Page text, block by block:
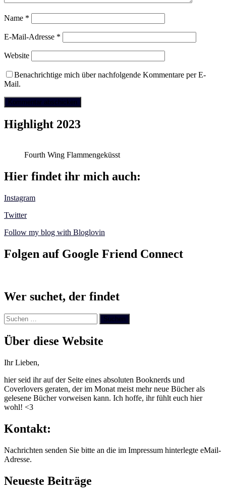
Name *
E-Mail-Adresse *
Website
Benachrichtige mich über nachfolgende Kommentare per E-
Mail.
Highlight 2023
Fourth Wing Flammengeküsst
Hier findet ihr mich auch:
Instagram
Twitter
Follow my blog with Bloglovin
Folgen auf Google Friend Connect
Wer suchet, der findet
Suchen
nach:
Über diese Website
Ihr Lieben,
hier seid ihr auf der Seite eines absoluten Booknerds und
Coverlovers geraten, der im Monat meist mehr neue Bücher als
gelesene Bücher vorweisen kann. Ich hoffe, ihr fühlt euch hier
wohl! <3
Kontakt:
Nachrichten senden Sie bitte an die im Impressum hinterlegte eMail-
Adresse.
Neueste Beiträge